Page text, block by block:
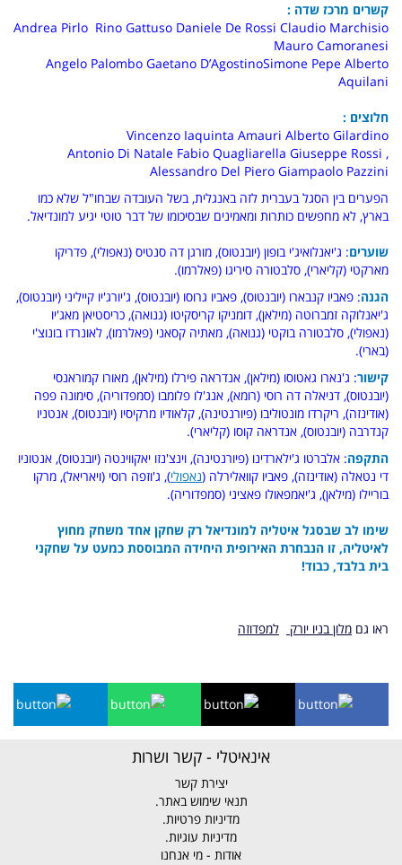
קשרים מרכז שדה :
Andrea Pirlo Rino Gattuso Daniele De Rossi Claudio Marchisio
Mauro Camoranesi
Angelo Palombo Gaetano D’AgostinoSimone Pepe Alberto
Aquilani
חלוצים :
Vincenzo Iaquinta Amauri Alberto Gilardino
Antonio Di Natale Fabio Quagliarella Giuseppe Rossi ,
Alessandro Del Piero Giampaolo Pazzini
הפערים בין הסגל בעברית לזה באנגלית, בשל העובדה שבחו"ל שלא כמו
בארץ, לא מחפשים כותרות ומאמינים שבסיכומו של דבר טוטי יגיע למונדיאל.
שוערים: ג'יאנלואיג'י בופון (יובנטוס), מורגן דה סנטיס (נאפולי), פדריקו
מארקטי (קליארי), סלבטורה סיריגו (פאלרמו).
הגנה: פאביו קנבארו (יובנטוס), פאביו גרוסו (יובנטוס), ג'יורג'יו קייליני (יובנטוס),
ג'יאנלוקה זמברוטה (מילאן), דומניקו קריסקיטו (גנואה), כריסטיאן מאג'יו
(נאפולי), סלבטורה בוקטי (גנואה), מאתיה קסאני (פאלרמו), לאונרדו בונוצ'י
(בארי).
קישור: ג'נארו גאטוסו (מילאן), אנדראה פירלו (מילאן), מאורו קמוראנסי
(יובנטוס), דניאלה דה רוסי (רומא), אנג'לו פלומבו (סמפדוריה), סימונה פפה
(אודינזה), ריקרדו מונטוליבו (פיורנטינה), קלאודיו מרקיסיו (יובנטוס), אנטניו
קנדרבה (יובנטוס), אנדראה קוסו (קליארי).
התקפה: אלברטו ג'ילארדינו (פיורנטינה), וינצ'נזו יאקווינטה (יובנטוס), אנטוניו
די נטאלה (אודינזה), פאביו קוואלירלה (נאפולי), ג'וזפה רוסי (ויאריאל), מרקו
בוריילו (מילאן), ג'יאמפאולו פאציני (סמפדוריה).
שימו לב שבסגל איטליה למונדיאל רק שחקן אחד משחק מחוץ
לאיטליה, זו הנבחרת האירופית היחידה המבוססת כמעט על שחקני
בית בלבד, כבוד!
ראו גם מלון בניו יורק למפדוזה
אינאיטלי - קשר ושרות
יצירת קשר
תנאי שימוש באתר.
מדיניות פרטיות.
מדיניות עוגיות.
אודות - מי אנחנו